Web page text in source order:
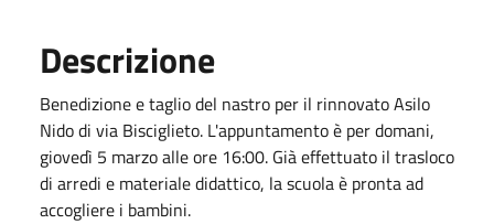
Descrizione
Benedizione e taglio del nastro per il rinnovato Asilo
Nido di via Bisciglieto. L'appuntamento è per domani,
giovedì 5 marzo alle ore 16:00. Già effettuato il trasloco
di arredi e materiale didattico, la scuola è pronta ad
accogliere i bambini.